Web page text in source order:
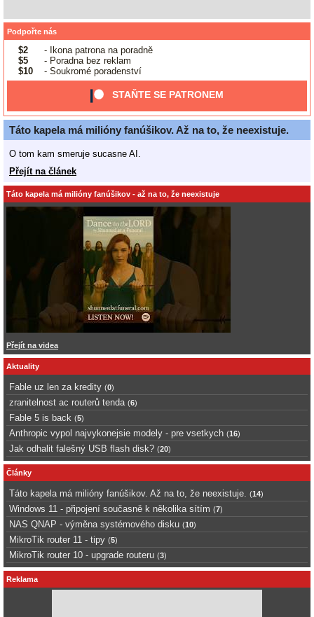
Podpořte nás
$2
- Ikona patrona na poradně
$5
- Poradna bez reklam
$10
- Soukromé poradenství
STAŇTE SE PATRONEM
Táto kapela má milióny fanúšikov. Až na to, že neexistuje.
O tom kam smeruje sucasne AI.
Přejít na článek
Táto kapela má milióny fanúšikov - až na to, že neexistuje
Přejít na videa
Aktuality
Fable uz len za kredity (0)
zranitelnost ac routerů tenda (6)
Fable 5 is back (5)
Anthropic vypol najvykonejsie modely - pre vsetkych (16)
Jak odhalit falešný USB flash disk? (20)
Články
Táto kapela má milióny fanúšikov. Až na to, že neexistuje. (14)
Windows 11 - připojení současně k několika sítím (7)
NAS QNAP - výměna systémového disku (10)
MikroTik router 11 - tipy (5)
MikroTik router 10 - upgrade routeru (3)
Reklama